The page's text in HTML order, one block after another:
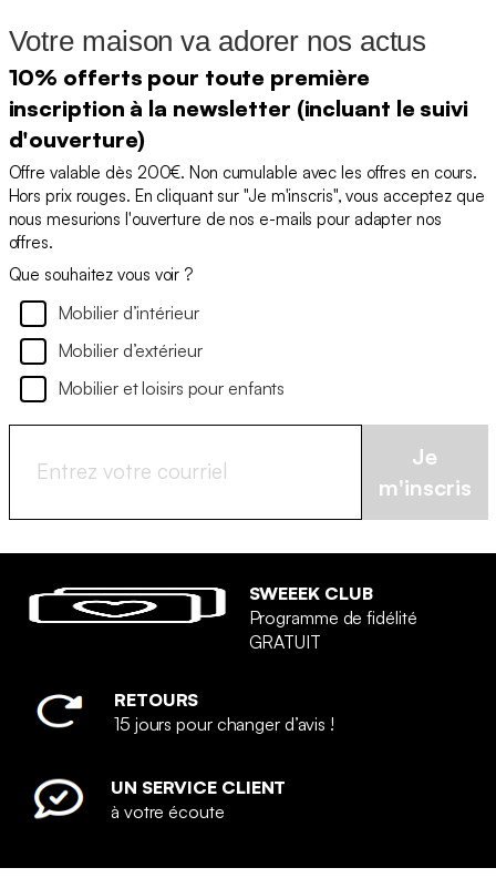
Votre maison va adorer nos actus
10% offerts pour toute première
inscription à la newsletter (incluant le suivi
d'ouverture)
Offre valable dès 200€. Non cumulable avec les offres en cours.
Hors prix rouges. En cliquant sur "Je m'inscris", vous acceptez que
nous mesurions l'ouverture de nos e-mails pour adapter nos
offres.
Que souhaitez vous voir ?
Mobilier d’intérieur
Mobilier d’extérieur
Mobilier et loisirs pour enfants
Je
m'inscris
SWEEEK CLUB
Programme de fidélité
GRATUIT
RETOURS
15 jours pour changer d’avis !
UN SERVICE CLIENT
à votre écoute